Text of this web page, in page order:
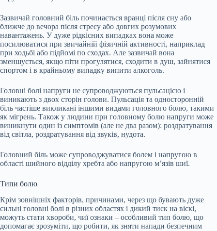
Зазвичай головний біль починається вранці після сну або
ближче до вечора після стресу або довгих розумових
навантажень. У дуже рідкісних випадках вона може
посилюватися при звичайній фізичній активності, наприклад
при ходьбі або підйомі по сходах. Але зазвичай вона
зменшується, якщо піти прогулятися, сходити в душ, зайнятися
спортом і в крайньому випадку випити алкоголь.
Головні болі напруги не супроводжуються пульсацією і
виникають з двох сторін голови. Пульсація та односторонній
біль частіше викликані іншими видами головного болю, такими
як мігрень. Також у людини при головному болю напруги може
виникнути один із симптомів (але не два разом): роздратування
від світла, роздратування від звуків, нудота.
Головний біль може супроводжуватися болем і напругою в
області шийного відділу хребта або напругою м’язів шиї.
Типи болю
Крім зовнішніх факторів, причинами, через що бувають дуже
сильні головні болі в різних областях і дикий тиск на віскі,
можуть стати хвороби, чиї ознаки – особливий тип болю, що
допомагає зрозуміти, що робити, як зняти напади безпечним